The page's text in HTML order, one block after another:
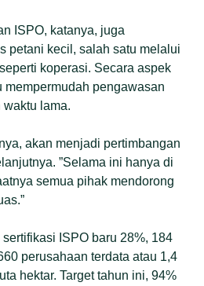
ISPO, katanya, juga
petani kecil, salah satu melalui
koperasi. Secara aspek
mempermudah pengawasan
lama.
akan menjadi pertimbangan
”Selama ini hanya di
semua pihak mendorong
ISPO baru 28%, 184
perusahaan terdata atau 1,4
hektar. Target tahun ini, 94%